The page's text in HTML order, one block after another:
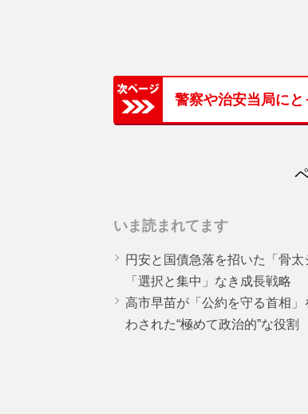
警察や治安当局にと
いま読まれてます
円安と国債急落を招いた「骨
「選択と集中」なき成長戦略
高市早苗が「公約を守る首相
わされた“極めて政治的”な役割